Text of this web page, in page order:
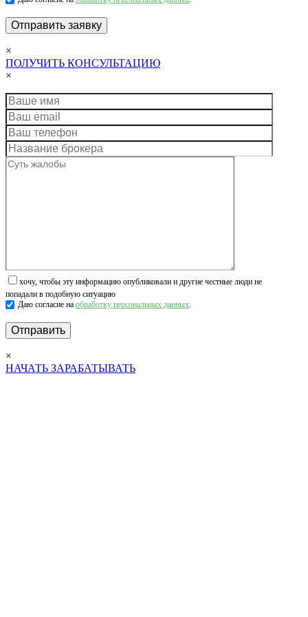
×
ПОЛУЧИТЬ КОНСУЛЬТАЦИЮ
×
хочу, чтобы эту информацию опубликовали и другие честные люди не
попадали в подобную ситуацию
Даю согласие на обработку персональных данных.
×
НАЧАТЬ ЗАРАБАТЫВАТЬ